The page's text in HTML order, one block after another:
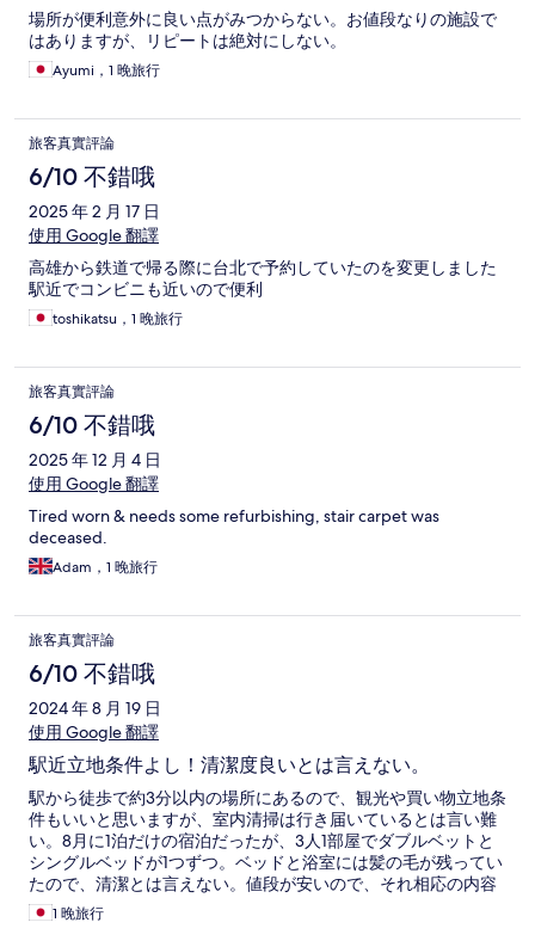
場所が便利意外に良い点がみつからない。お値段なりの施設で
はありますが、リピートは絶対にしない。
Ayumi，1 晚旅行
旅客真實評論
6/10 不錯哦
2025 年 2 月 17 日
使用 Google 翻譯
高雄から鉄道で帰る際に台北で予約していたのを変更しました
駅近でコンビニも近いので便利
toshikatsu，1 晚旅行
旅客真實評論
6/10 不錯哦
2025 年 12 月 4 日
使用 Google 翻譯
Tired worn & needs some refurbishing, stair carpet was
deceased.
Adam，1 晚旅行
旅客真實評論
6/10 不錯哦
2024 年 8 月 19 日
使用 Google 翻譯
駅近立地条件よし！清潔度良いとは言えない。
駅から徒歩で約3分以内の場所にあるので、観光や買い物立地条
件もいいと思いますが、室内清掃は行き届いているとは言い難
い。8月に1泊だけの宿泊だったが、3人1部屋でダブルベットと
シングルベッドが1つずつ。ベッドと浴室には髪の毛が残ってい
たので、清潔とは言えない。値段が安いので、それ相応の内容
だと思う。
1 晚旅行